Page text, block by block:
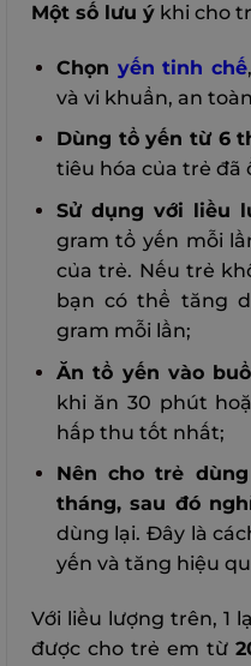
Một số lưu ý khi cho
Chọn yến tinh chế
và vi khuẩn, an
Dùng tổ yến từ 6
tiêu hóa của trẻ đã
Sử dụng với liều
gram tổ yến mỗi
của trẻ. Nếu trẻ
bạn có thể tăng
gram mỗi lần;
Ăn tổ yến vào
khi ăn 30 phút
hấp thu tốt nhất;
Nên cho trẻ
tháng, sau đó
dùng lại. Đây là
yến và tăng hiệu
Với liều lượng trên, 1
được cho trẻ em từ